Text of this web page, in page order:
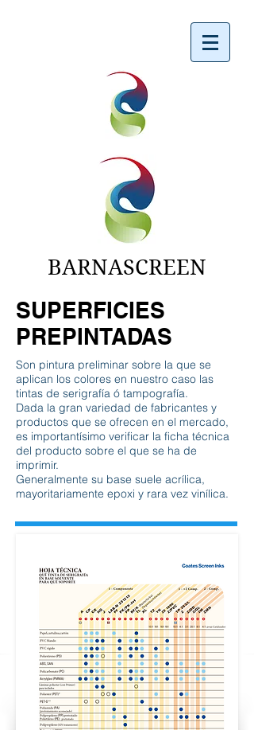
BARNASCREEN
SUPERFICIES
PREPINTADAS
Son pintura preliminar sobre la que se
aplican los colores en nuestro caso las
tintas de serigrafía ó tampografía.
Dada la gran variedad de fabricantes y
productos que se ofrecen en el mercado,
es importantísimo verificar la ficha técnica
del producto sobre el que se ha de
imprimir.
Generalmente su base suele acrílica,
mayoritariamente epoxi y rara vez vinílica.